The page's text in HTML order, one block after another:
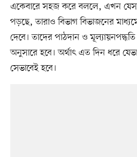
একেবারে সহজ করে বললে, এখন যেসব
পড়ছে, তারাও বিভাগ বিভাজনের
দেবে। তাদের পাঠদান ও
অনুসারে হবে। অর্থাৎ এত দিন ধরে
সেভাবেই হবে।